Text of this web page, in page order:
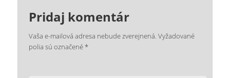
Pridaj komentár
Vaša e-mailová adresa nebude zverejnená. Vyžadované
polia sú označené*